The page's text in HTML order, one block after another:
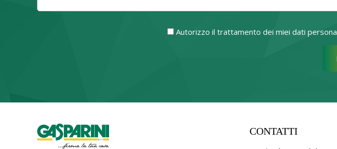
Autorizzo il trattamento dei miei dati
CONTATTI